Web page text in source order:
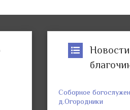
Соборное
д.Огородники